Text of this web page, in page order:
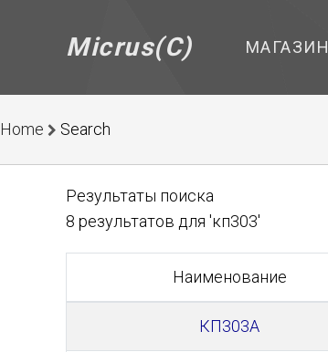
Micrus(C) МАГАЗИН
Home Search
Результаты поиска
8 результатов для 'кп303'
Наименование
КП303А